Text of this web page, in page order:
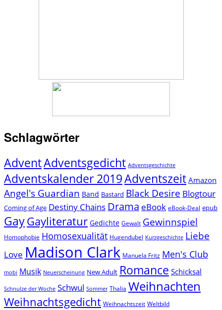
Schlagwörter
AdventAdventsgedicht Adventsgeschichte
Adventskalender 2019Adventszeit Amazon
Angel's Guardian Band Bastard Black Desire Blogtour
Coming of Age Destiny Chains Drama eBook eBook-Deal epub
GayGayliteratur Gedichte Gewalt Gewinnspiel
Homophobie Homosexualität Hugendubel Kurzgeschichte Liebe
Love Madison Clark Manuela Fritz Men's Club
mobi Musik Neuerscheinung New Adult Romance Schicksal
Schnulze der Woche Schwul Sommer Thalia Weihnachten
Weihnachtsgedicht Weihnachtszeit Weltbild